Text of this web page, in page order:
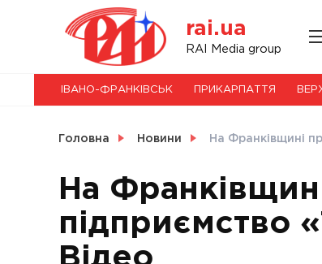
rai.ua
RAI Media group
НОВИНИ
СВІТ
УКРАЇНА
ІВАНО-ФРАНКІВСЬК ПРИКАРПАТТЯ
Головна Новини На Франківщині
На
підприємство
Відео